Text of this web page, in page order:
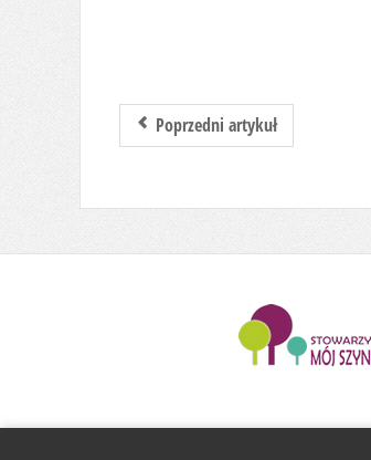
Poprzedni artykuł